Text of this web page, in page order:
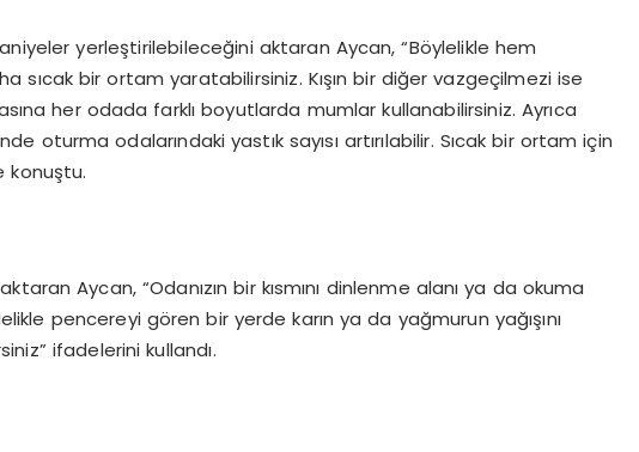
yerleştirilebileceğini aktaran Aycan, “Böylelikle hem
sıcak bir ortam yaratabilirsiniz. Kışın bir diğer vazgeçilmezi ise
her odada farklı boyutlarda mumlar kullanabilirsiniz. Ayrıca
oturma odalarındaki yastık sayısı artırılabilir. Sıcak bir ortam için
konuştu.
Aycan, “Odanızın bir kısmını dinlenme alanı ya da okuma
pencereyi gören bir yerde karın ya da yağmurun yağışını
ifadelerini kullandı.